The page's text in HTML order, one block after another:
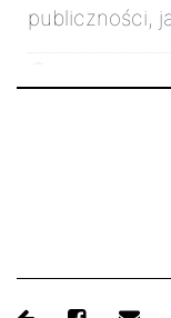
publiczności,